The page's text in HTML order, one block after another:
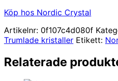
Köp hos Nordic Crystal
Artikelnr: 0f107c4d080f
Trumlade kristaller Etikett:
Relaterade